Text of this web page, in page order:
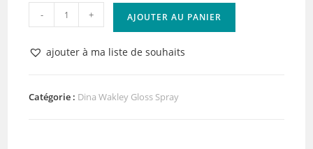
quantité
de
Ranger
Wakley
- + AJOUTER AU PANIER
ajouter à ma liste de souhaits
Catégorie : Dina Wakley Gloss Spray